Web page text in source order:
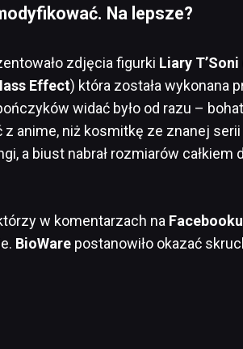
Na lepsze?
zdjęcia figurki Liary T’Soni
Effect) która została wykonana
widać było od razu –
anime, niż kosmitkę ze znanej serii
a biust nabrał rozmiarów całkiem
w komentarzach na Facebooku
BioWare postanowiło okazać